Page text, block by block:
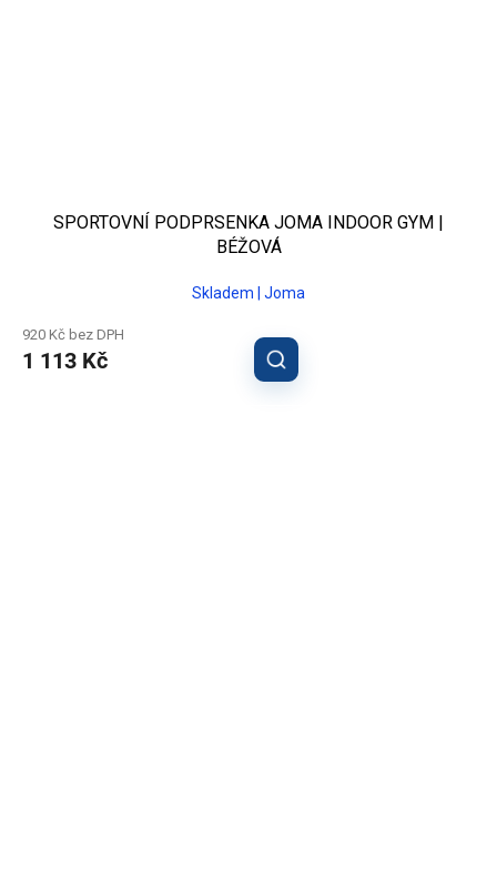
SPORTOVNÍ PODPRSENKA JOMA INDOOR GYM |
BÉŽOVÁ
Skladem | Joma
920 Kč bez DPH
1 113 Kč